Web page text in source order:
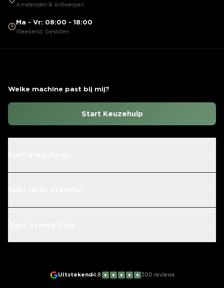
Amsterdam & Antwerpen
Ma - Vr: 08:00 - 18:00
Weekend: Gesloten
Welke machine past bij mij?
Start Keuzehulp
Uitstekend4.8 ★ ★ ★ ★ ★ 300 reviews